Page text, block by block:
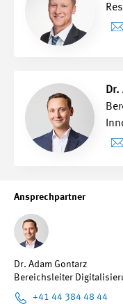
Ansprechpartner
Dr. Adam Gontarz
Bereichsleiter
+41 44 384 48 44